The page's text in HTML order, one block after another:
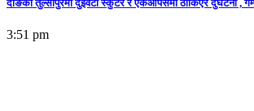
दाङको तुल्सीपुरमा दुईवटा स्कुटर र एकआपसमा ठोकिएर दुर्घटना ,
3:51 pm